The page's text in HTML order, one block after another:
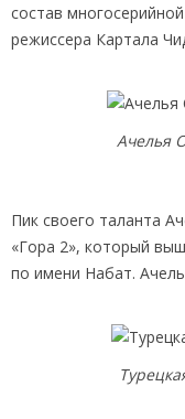
состав
режиссера Картала
Ачелья
Пик своего таланта
«Гора 2», который
по имени Набат.